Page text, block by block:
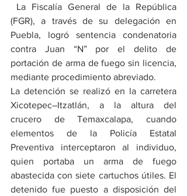
La Fiscalía General de la República
(FGR), a través de su delegación en
Puebla, logró sentencia condenatoria
contra Juan “N” por el delito de
portación de arma de fuego sin licencia,
mediante procedimiento abreviado.
La detención se realizó en la carretera
Xicotepec–Itzatlán, a la altura del
crucero de Temaxcalapa, cuando
elementos de la Policía Estatal
Preventiva interceptaron al individuo,
quien portaba un arma de fuego
abastecida con siete cartuchos útiles. El
detenido fue puesto a disposición del